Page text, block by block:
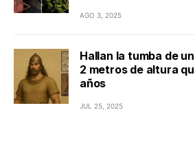
AGO 3, 2025
Hallan la tumba de
2 metros de altura
años
JUL 25, 2025